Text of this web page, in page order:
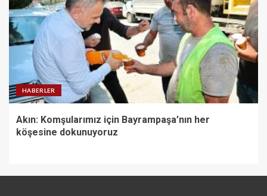
HABERLER
Akın: Komşularımız için Bayrampaşa’nın her
köşesine dokunuyoruz